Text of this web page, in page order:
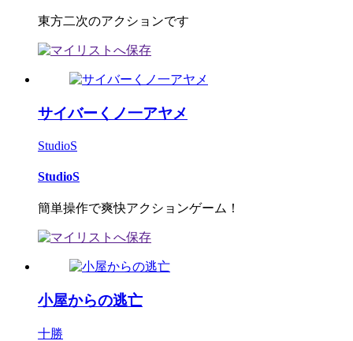
東方二次のアクションです
サイバーくノ一アヤメ
StudioS
StudioS
簡単操作で爽快アクションゲーム！
小屋からの逃亡
十勝